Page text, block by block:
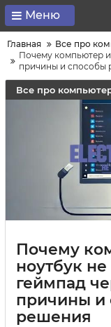
Меню
Главная
Все про
Почему компьютер
причины и способы
Все про
Почему
ноутбук
геймпад
причины и
решения